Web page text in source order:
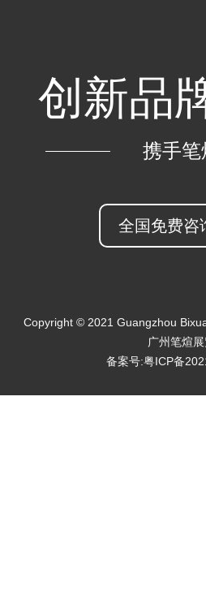
创新品
携手
全国免费咨
Copyright © 2021 Guangzhou
广州笔煊
备案号:粤ICP备